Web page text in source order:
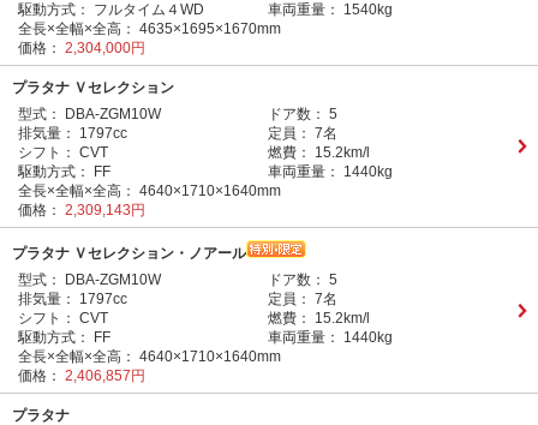
駆動方式：
フルタイム４WD 車両重量：
1540kg
全長×全幅×全高： 4635×1695×1670mm
価格： 2,304,000円
プラタナ Ｖセレクション
型式：
DBA-ZGM10W ドア数： 5
排気量：
1797cc 定員： 7名
シフト： CVT 燃費：
15.2km/l
駆動方式：
FF 車両重量：
1440kg
全長×全幅×全高： 4640×1710×1640mm
価格： 2,309,143円
プラタナ Ｖセレクション・ノアール
型式：
DBA-ZGM10W ドア数： 5
排気量：
1797cc 定員： 7名
シフト： CVT 燃費：
15.2km/l
駆動方式：
FF 車両重量：
1440kg
全長×全幅×全高： 4640×1710×1640mm
価格： 2,406,857円
プラタナ